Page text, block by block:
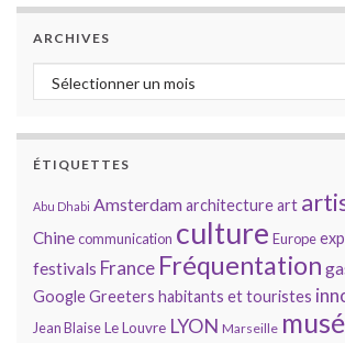
ARCHIVES
Archives
ÉTIQUETTES
Abu Dhabi Amsterdamarchitectureart
Chinecommunication culture Europe
festivals France Fréquentation
GoogleGreeters habitants et touristes
Jean BlaiseLe Louvre LYON Marseille